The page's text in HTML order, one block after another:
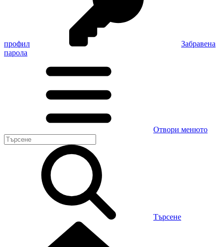
профил
Забравена
парола
Отвори менюто
Търсене